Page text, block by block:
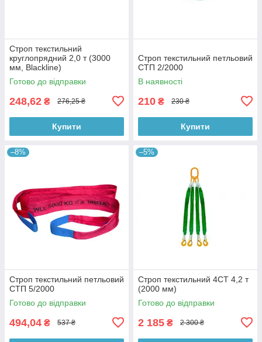
Строп текстильний
круглопрядний 2,0 т (3000
мм, Blackline)
Готово до відправки
248,62 ₴ 276,25 ₴
Купити
Строп текстильний петльовий
СТП 2/2000
В наявності
210 ₴ 230 ₴
Купити
–8%
Строп текстильний петльовий
СТП 5/2000
Готово до відправки
494,04 ₴ 537 ₴
–5%
Строп текстильний 4СТ 4,2 т
(2000 мм)
Готово до відправки
2 185 ₴ 2 300 ₴